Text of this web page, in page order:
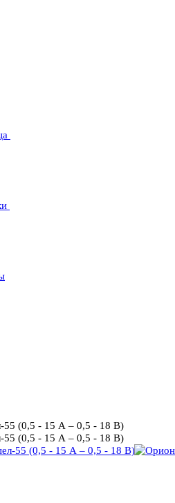
55 (0,5 - 15 А – 0,5 - 18 В)
55 (0,5 - 15 А – 0,5 - 18 В)